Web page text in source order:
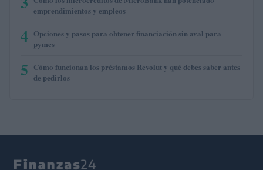
emprendimientos y empleos
4 Opciones y pasos para obtener financiación sin aval para
pymes
5 Cómo funcionan los préstamos Revolut y qué debes saber antes
de pedirlos